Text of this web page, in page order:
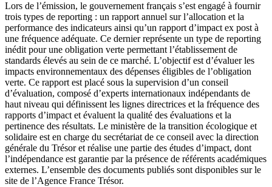
Lors de l’émission, le gouvernement français s’est engagé à fournir
trois types de reporting : un rapport annuel sur l’allocation et la
performance des indicateurs ainsi qu’un rapport d’impact ex post à
une fréquence adéquate. Ce dernier représente un type de reporting
inédit pour une obligation verte permettant l’établissement de
standards élevés au sein de ce marché. L’objectif est d’évaluer les
impacts environnementaux des dépenses éligibles de l’obligation
verte. Ce rapport est placé sous la supervision d’un conseil
d’évaluation, composé d’experts internationaux indépendants de
haut niveau qui définissent les lignes directrices et la fréquence des
rapports d’impact et évaluent la qualité des évaluations et la
pertinence des résultats. Le ministère de la transition écologique et
solidaire est en charge du secrétariat de ce conseil avec la direction
générale du Trésor et réalise une partie des études d’impact, dont
l’indépendance est garantie par la présence de référents académiques
externes. L’ensemble des documents publiés sont disponibles sur le
site de l’Agence France Trésor.